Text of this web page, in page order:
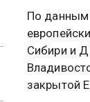
По данным
Сибири и
закрытой